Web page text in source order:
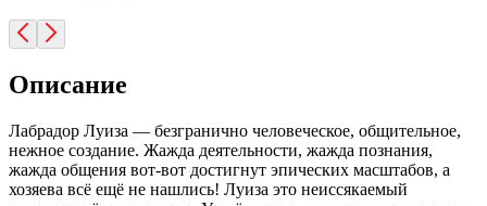
Описание
Лабрадор Луиза — безгранично человеческое, общительное,
нежное создание. Жажда деятельности, жажда познания,
жажда общения вот-вот достигнут эпических масштабов, а
хозяева всё ещё не нашлись! Луиза это неиссякаемый